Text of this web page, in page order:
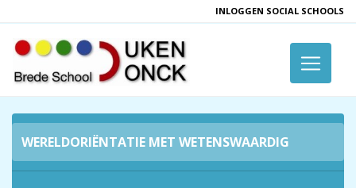
INLOGGEN SOCIAL SCHOOLS
WERELDORIËNTATIE MET WETENSWAARDIG